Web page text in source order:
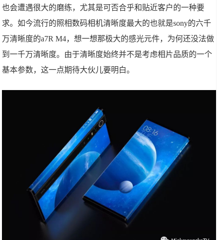
也会遭遇很大的磨练，尤其是可否合乎和贴近客户的一种要
求。如今流行的照相数码相机清晰度最大的也就是sony的六千
万清晰度的a7R M4，想一想那极大的感光元件，为何还没法做
到一千万清晰度。由于清晰度始终并不是考虑相片品质的一个
基本参数，这一点期待大伙儿要明白。